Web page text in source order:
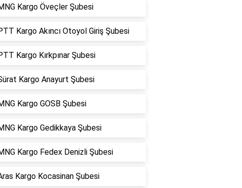
Kargo Öveçler Şubesi
Kargo Akıncı Otoyol Giriş Şubesi
Kargo Kırkpınar Şubesi
Kargo Anayurt Şubesi
Kargo GOSB Şubesi
Kargo Gedikkaya Şubesi
Kargo Fedex Denizli Şubesi
Kargo Kocasinan Şubesi